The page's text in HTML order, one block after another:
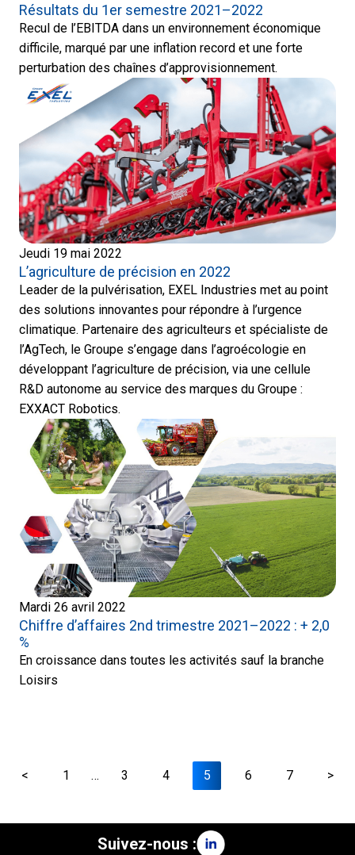
Résultats du 1er semestre 2021–2022
Recul de l’EBITDA dans un environnement économique
difficile, marqué par une inflation record et une forte
perturbation des chaînes d’approvisionnement.
Jeudi 19 mai 2022
L’agriculture de précision en 2022
Leader de la pulvérisation, EXEL Industries met au point
des solutions innovantes pour répondre à l’urgence
climatique. Partenaire des agriculteurs et spécialiste de
l’AgTech, le Groupe s’engage dans l’agroécologie en
développant l’agriculture de précision, via une cellule
R&D autonome au service des marques du Groupe :
EXXACT Robotics.
Mardi 26 avril 2022
Chiffre d’affaires 2nd trimestre 2021–2022 : + 2,0
%
En croissance dans toutes les activités sauf la branche
Loisirs
< 1 … 3 4 5 6 7 >
Suivez-nous :